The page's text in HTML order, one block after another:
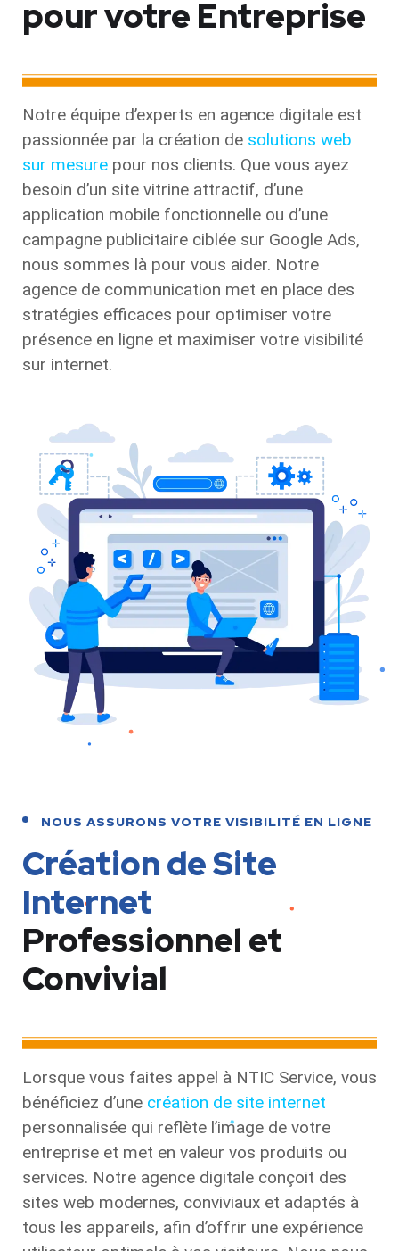
pour votre Entreprise
Notre équipe d’experts en agence digitale est
passionnée par la création de solutions web
sur mesure pour nos clients. Que vous ayez
besoin d’un site vitrine attractif, d’une
application mobile fonctionnelle ou d’une
campagne publicitaire ciblée sur Google Ads,
nous sommes là pour vous aider. Notre
agence de communication met en place des
stratégies efficaces pour optimiser votre
présence en ligne et maximiser votre visibilité
sur internet.
NOUS ASSURONS VOTRE VISIBILITÉ EN LIGNE
Création de Site
Internet
Professionnel et
Convivial
Lorsque vous faites appel à NTIC Service, vous
bénéficiez d’une création de site internet
personnalisée qui reflète l’image de votre
entreprise et met en valeur vos produits ou
services. Notre agence digitale conçoit des
sites web modernes, conviviaux et adaptés à
tous les appareils, afin d’offrir une expérience